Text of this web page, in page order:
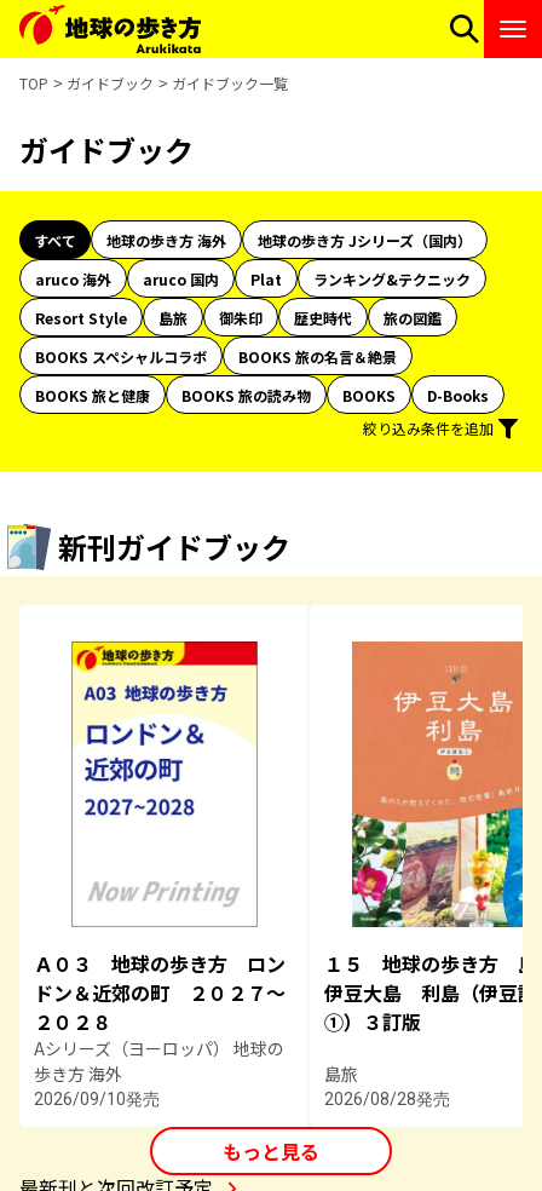
TOP ガイドブック ガイドブック一覧
ガイドブック
すべて 地球の歩き方 海外
地球の歩き方 Jシリーズ（国内）
aruco 海外
aruco 国内 Plat
ランキング&テクニック
Resort Style
島旅 御朱印 歴史時代
旅の図鑑
BOOKS スペシャルコラボ
BOOKS 旅の名言＆絶景
BOOKS 旅と健康
BOOKS 旅の読み物 BOOKS
D-Books
絞り込み条件を追加
新刊ガイドブック
Ａ０３ 地球の歩き方 ロン
ドン＆近郊の町 ２０２７～
２０２８
Aシリーズ（ヨーロッパ） 地球の
歩き方 海外
2026/09/10発売
１５ 地球の歩き方
伊豆大島 利島（伊豆諸
①）３訂版
島旅
2026/08/28発売
もっと見る